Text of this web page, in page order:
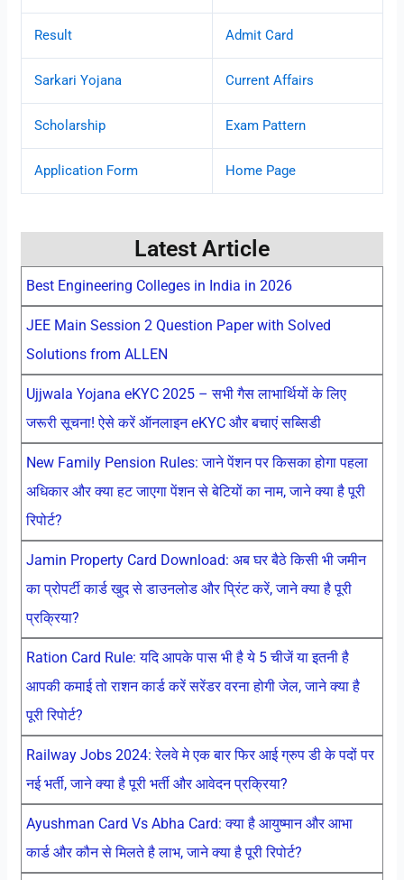
Result Admit Card
Sarkari Yojana Current Affairs
Scholarship Exam Pattern
Application Form Home Page
Latest Article
Best Engineering Colleges in India in 2026
JEE Main Session 2 Question Paper with Solved
Solutions from ALLEN
Ujjwala Yojana eKYC 2025 – सभी गैस लाभार्थियों के लिए
जरूरी सूचना! ऐसे करें ऑनलाइन eKYC और बचाएं सब्सिडी
New Family Pension Rules: जाने पेंशन पर किसका होगा पहला
अधिकार और क्या हट जाएगा पेंशन से बेटियों का नाम, जाने क्या है पूरी
रिपोर्ट?
Jamin Property Card Download: अब घर बैठे किसी भी जमीन
का प्रोपर्टी कार्ड खुद से डाउनलोड और प्रिंट करें, जाने क्या है पूरी
प्रक्रिया?
Ration Card Rule: यदि आपके पास भी है ये 5 चीजें या इतनी है
आपकी कमाई तो राशन कार्ड करें सरेंडर वरना होगी जेल, जाने क्या है
पूरी रिपोर्ट?
Railway Jobs 2024: रेलवे मे एक बार फिर आई ग्रुप डी के पदों पर
नई भर्ती, जाने क्या है पूरी भर्ती और आवेदन प्रक्रिया?
Ayushman Card Vs Abha Card: क्या है आयुष्मान और आभा
कार्ड और कौन से मिलते है लाभ, जाने क्या है पूरी रिपोर्ट?